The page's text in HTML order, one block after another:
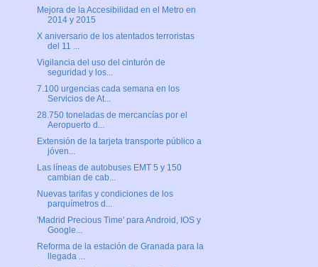
Mejora de la Accesibilidad en el Metro en
2014 y 2015
X aniversario de los atentados terroristas
del 11 ...
Vigilancia del uso del cinturón de
seguridad y los...
7.100 urgencias cada semana en los
Servicios de At...
28.750 toneladas de mercancías por el
Aeropuerto d...
Extensión de la tarjeta transporte público a
jóven...
Las líneas de autobuses EMT 5 y 150
cambian de cab...
Nuevas tarifas y condiciones de los
parquímetros d...
'Madrid Precious Time' para Android, IOS y
Google...
Reforma de la estación de Granada para la
llegada ...